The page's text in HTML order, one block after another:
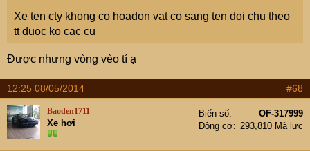
Xe ten cty khong co hoadon vat co sang ten doi chu theo
tt duoc ko cac cu
Được nhưng vòng vèo tí ạ
12:25 08/05/2014 #68
Baoden1711
Xe hơi
Biển số
OF-317999
Động cơ
293,810 Mã lực